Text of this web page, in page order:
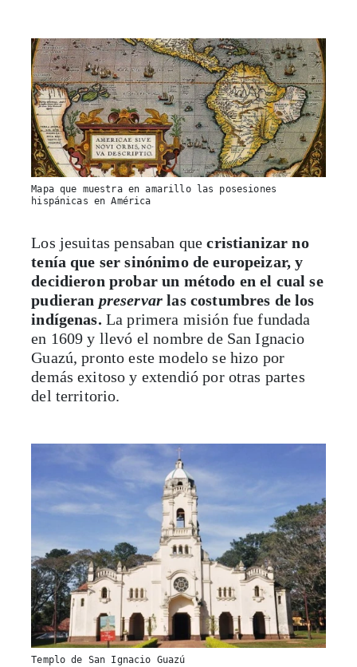
Mapa que muestra en amarillo las posesiones
hispánicas en América
Los jesuitas pensaban quecristianizar no
tenía que ser sinónimo de europeizar, y
decidieron probar un método en el cual se
pudieran preservar las costumbres de los
indígenas. La primera misión fue fundada
en 1609 y llevó el nombre de San Ignacio
Guazú, pronto este modelo se hizo por
demás exitoso y extendió por otras partes
del territorio.
Templo de San Ignacio Guazú